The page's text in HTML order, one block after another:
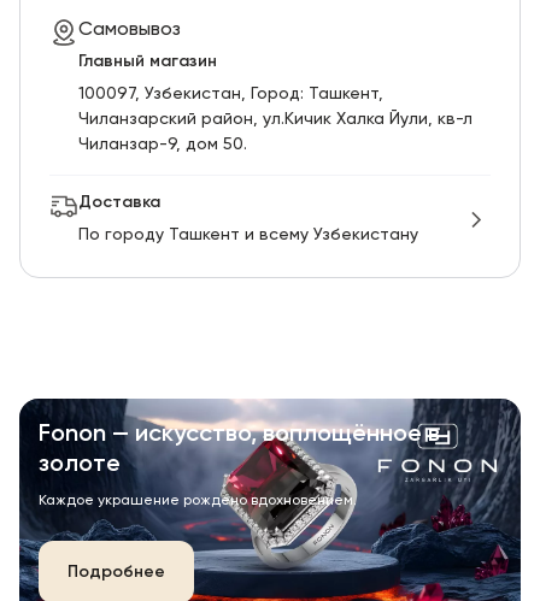
Самовывоз
Главный магазин
100097, Узбекистан, Город: Ташкент,
Чиланзарский pайон, ул.Кичик Халка Йули, кв-л
Чиланзар-9, дом 50.
Доставка
По городу Ташкент и всему Узбекистану
Fonon — искусство, воплощённое в
золоте
Каждое украшение рождено вдохновением.
Подробнее